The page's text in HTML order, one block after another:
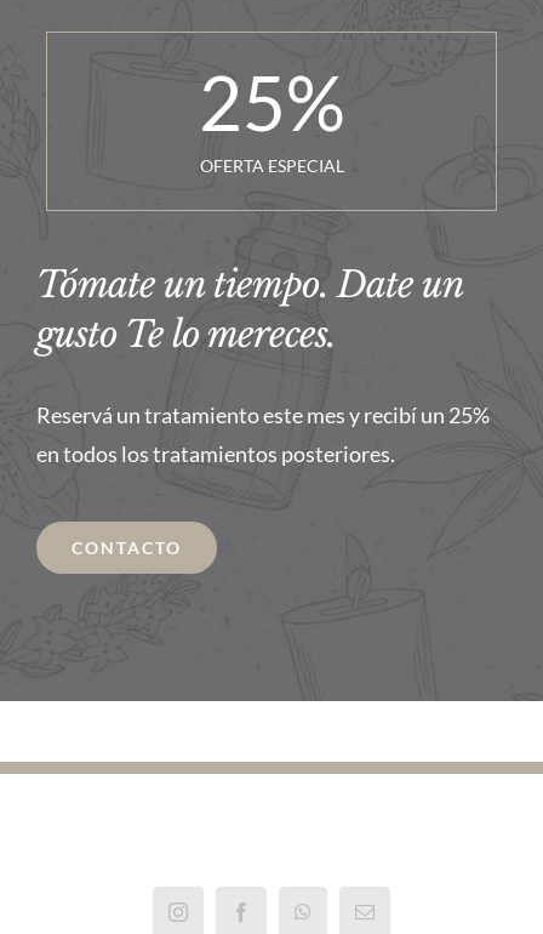
25%
OFERTA ESPECIAL
Tómate un tiempo. Date un
gusto Te lo mereces.
Reservá un tratamiento este mes y recibí un 25%
en todos los tratamientos posteriores.
CONTACTO